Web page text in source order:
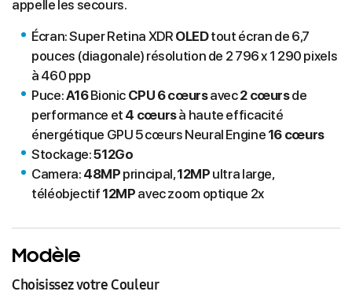
appelle les secours.
Écran: Super Retina XDR OLEDtout écran de 6,7
pouces (diagonale) résolution de 2 796 x 1 290 pixels
à 460 ppp
Puce:A16Bionic CPU 6 cœursavec2 cœursde
performance et 4 cœursà haute efficacité
énergétique GPU 5 cœurs Neural Engine 16 cœurs
Stockage:512Go
Camera: 48MP principal,12MP ultra large,
téléobjectif 12MP avec zoom optique 2x
Modèle
Choisissez votre Couleur